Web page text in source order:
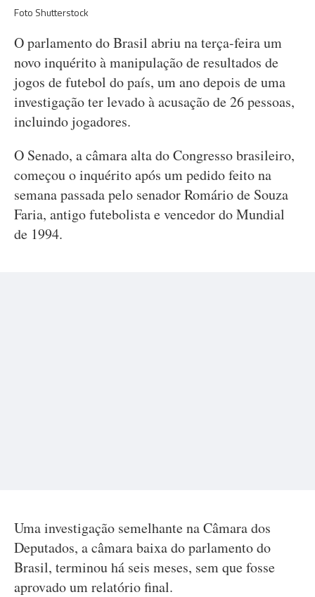
Foto Shutterstock
O parlamento do Brasil abriu na terça-feira um
novo inquérito à manipulação de resultados de
jogos de futebol do país, um ano depois de uma
investigação ter levado à acusação de 26 pessoas,
incluindo jogadores.
O Senado, a câmara alta do Congresso brasileiro,
começou o inquérito após um pedido feito na
semana passada pelo senador Romário de Souza
Faria, antigo futebolista e vencedor do Mundial
de 1994.
Uma investigação semelhante na Câmara dos
Deputados, a câmara baixa do parlamento do
Brasil, terminou há seis meses, sem que fosse
aprovado um relatório final.